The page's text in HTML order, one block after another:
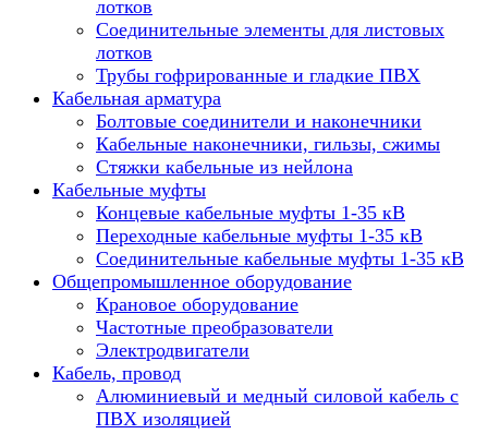
лотков
Соединительные элементы для листовых
лотков
Трубы гофрированные и гладкие ПВХ
Кабельная арматура
Болтовые соединители и наконечники
Кабельные наконечники, гильзы, сжимы
Стяжки кабельные из нейлона
Кабельные муфты
Концевые кабельные муфты 1-35 кВ
Переходные кабельные муфты 1-35 кВ
Соединительные кабельные муфты 1-35 кВ
Общепромышленное оборудование
Крановое оборудование
Частотные преобразователи
Электродвигатели
Кабель, провод
Алюминиевый и медный силовой кабель с
ПВХ изоляцией